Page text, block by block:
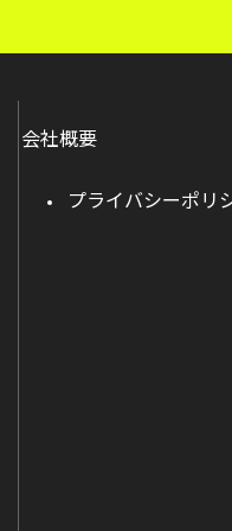
会社概要
プライバシーポリ